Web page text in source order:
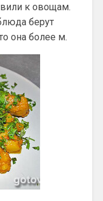
к овощам.
берут
она более м.